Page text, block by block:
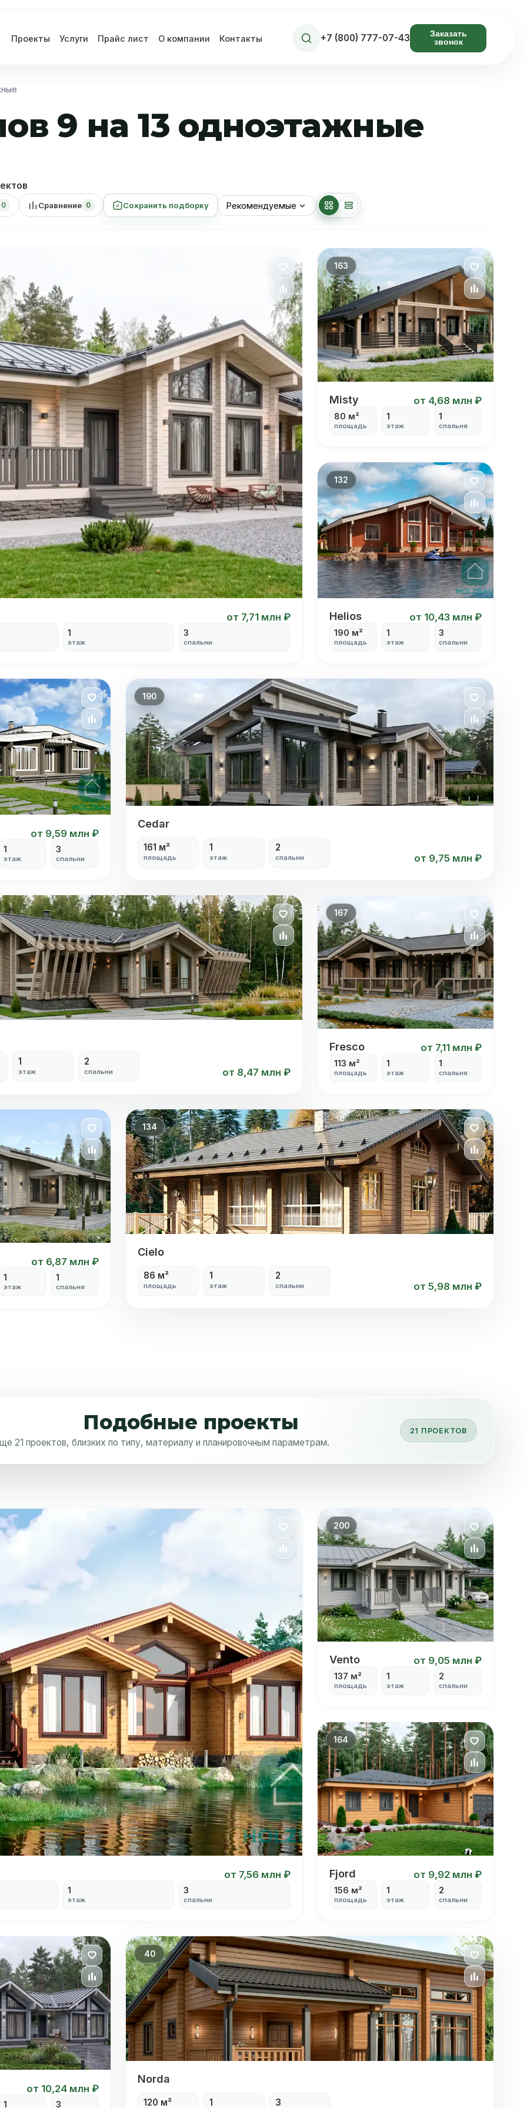
Проекты Услуги Прайс лист О компании Контакты +7 (800) 777-07-43
Заказать
звонок
обработку персональных данных
9 на 13 одноэтажные
0 Сравнение 0 Сохранить подборку
от 7,71 млн ₽
1
этаж
3
спальни
163
Misty
Misty от 4,68 млн ₽
80 м²
площадь
1
этаж
1
спальня
132
Helios
Helios от 10,43 млн ₽
190 м²
площадь
1
этаж
3
спальни
от 9,59 млн ₽
1
этаж
3
спальни
190
Cedar
Cedar
от 9,75 млн ₽
161 м²
площадь
1
этаж
2
спальни
от 8,47 млн ₽
1
этаж
2
спальни
167
Fresco
Fresco от 7,11 млн ₽
113 м²
площадь
1
этаж
1
спальня
от 6,87 млн ₽
1
этаж
1
спальня
134
Cielo
Cielo
от 5,98 млн ₽
86 м²
площадь
1
этаж
2
спальни
Подобные проекты
21 проектов, близких по типу, материалу и планировочным параметрам.
21 ПРОЕКТОВ
от 7,56 млн ₽
1
этаж
3
спальни
200
Vento
Vento от 9,05 млн ₽
137 м²
площадь
1
этаж
2
спальни
164
Fjord
Fjord от 9,92 млн ₽
156 м²
площадь
1
этаж
2
спальни
от 10,24 млн ₽
1 3
40
Norda
Norda
120 м² 1 3